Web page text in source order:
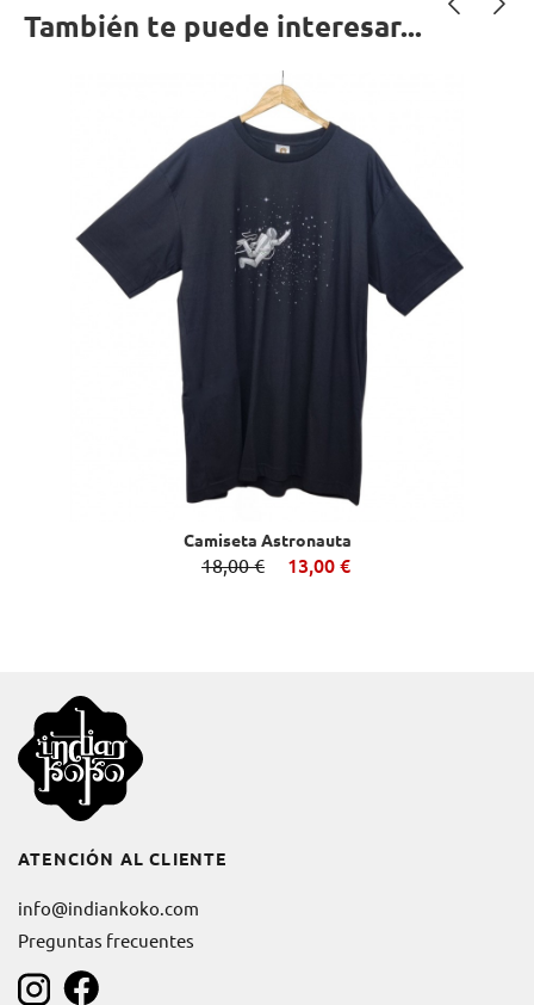
También te puede interesar...
Camiseta Astronauta
18,00 € 13,00 €
ATENCIÓN AL CLIENTE
info@indiankoko.com
Preguntas frecuentes